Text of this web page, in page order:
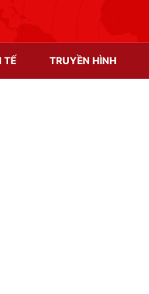
TẾ TRUYỀN HÌNH